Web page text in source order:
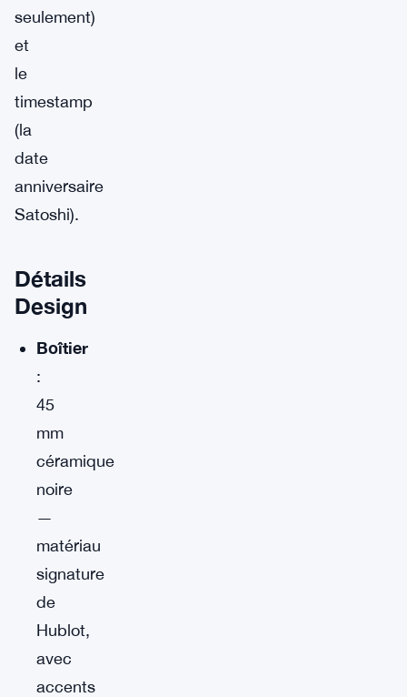
seulement)
et
le
timestamp
(la
date
anniversaire
Satoshi).
Détails
Design
Boîtier
:
45
mm
céramique
noire
—
matériau
signature
de
Hublot,
avec
accents